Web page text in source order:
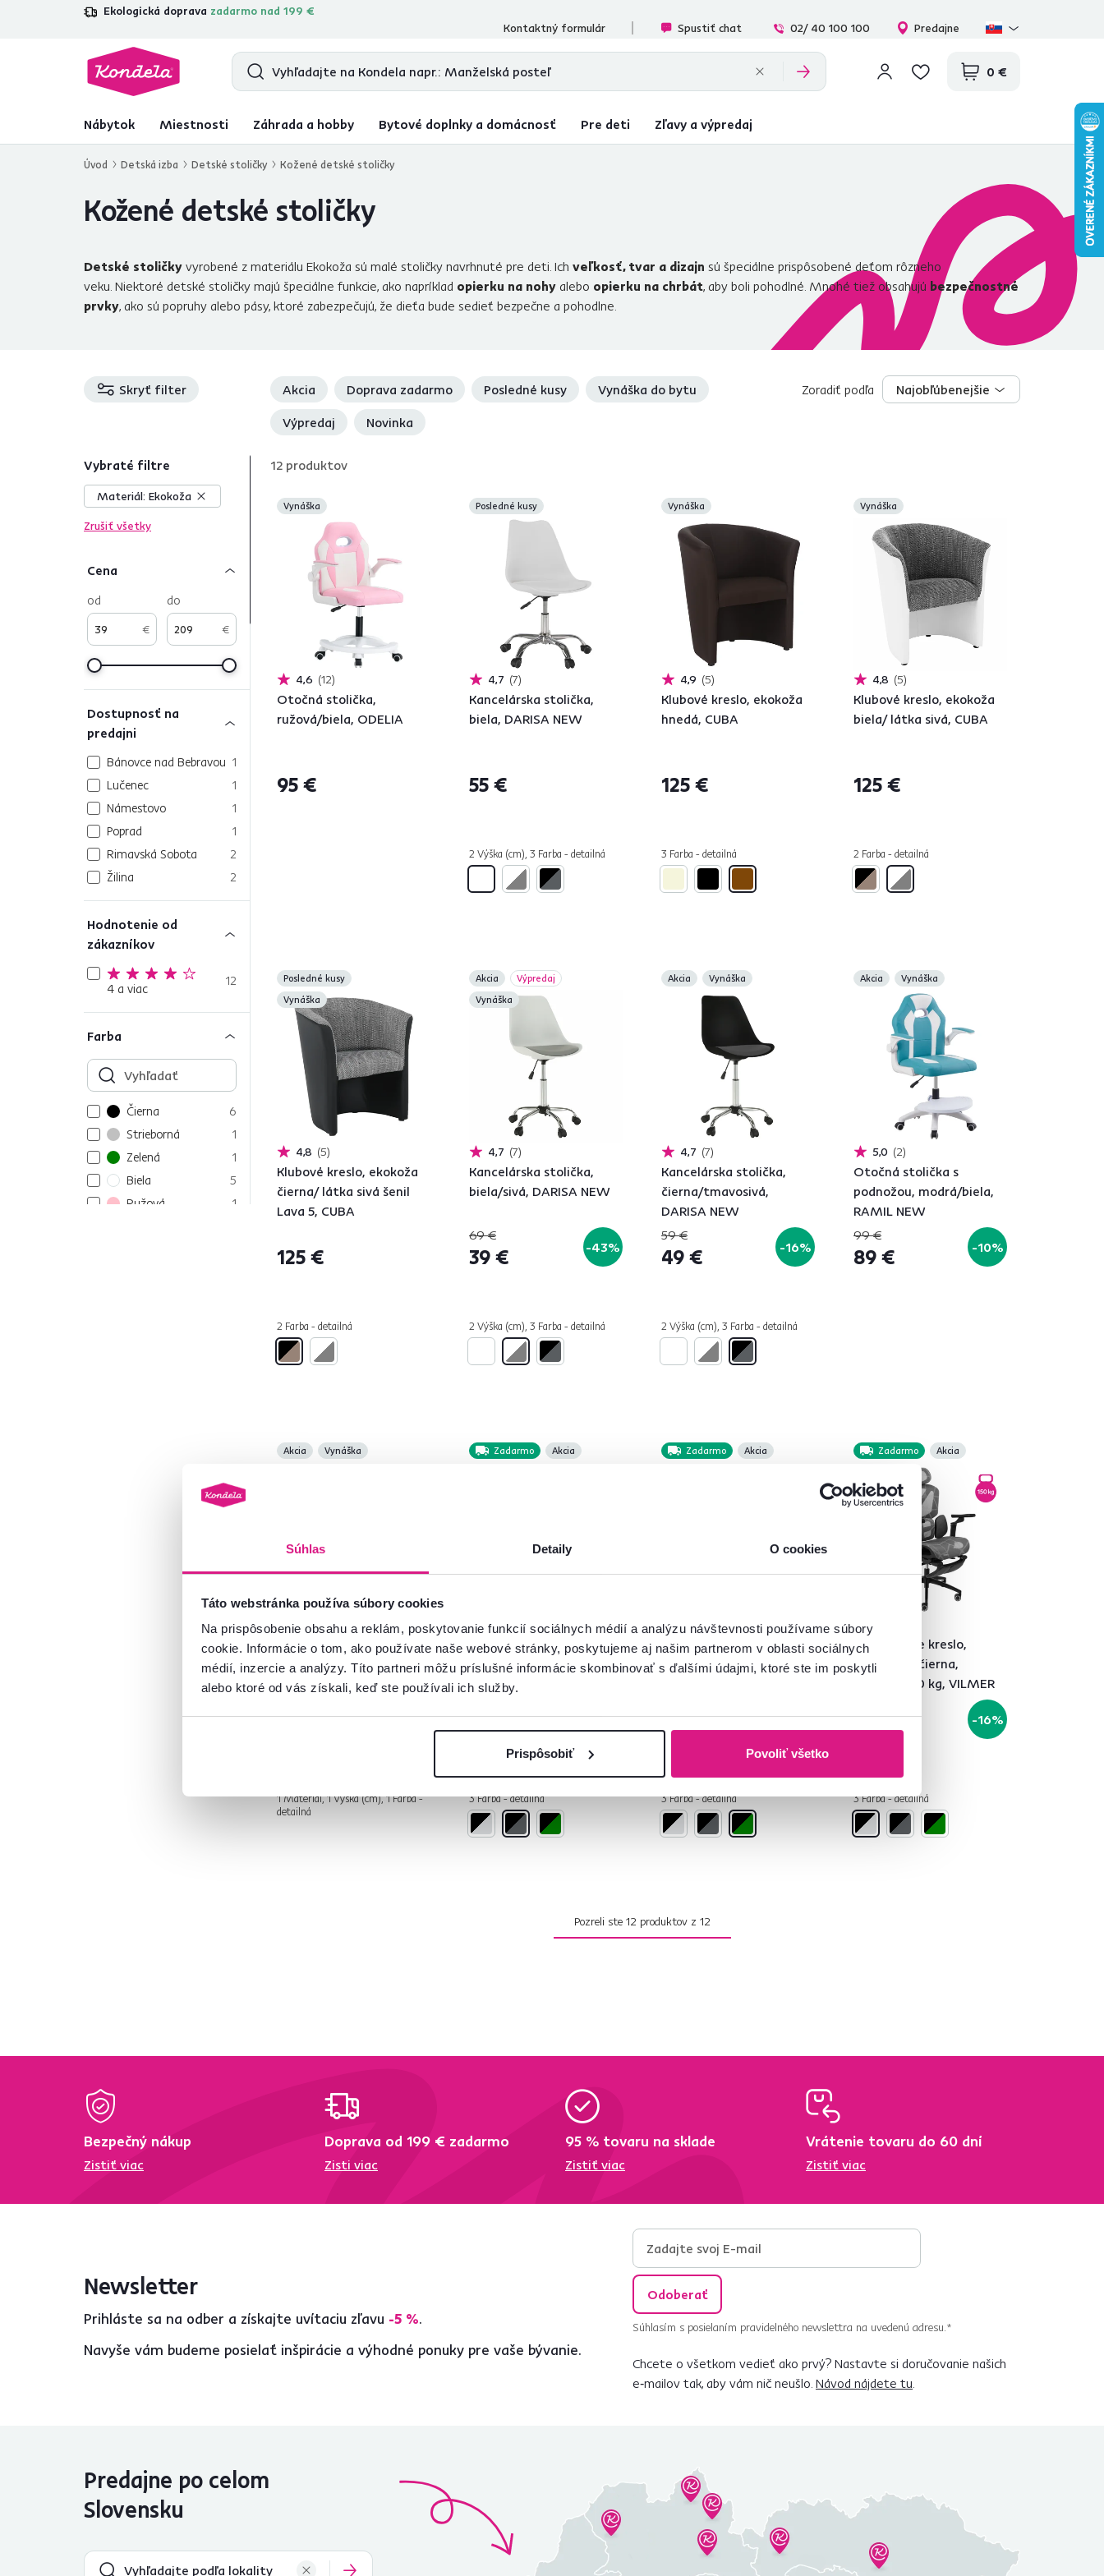
Súhlas Detaily O cookies
Táto webstránka používa súbory cookies
Na prispôsobenie obsahu a reklám, poskytovanie funkcií sociálnych médií a analýzu návštevnosti používame súbory
cookie. Informácie o tom, ako používate naše webové stránky, poskytujeme aj našim partnerom v oblasti sociálnych
médií, inzercie a analýzy. Títo partneri môžu príslušné informácie skombinovať s ďalšími údajmi, ktoré ste im poskytli
alebo ktoré od vás získali, keď ste používali ich služby.
Prispôsobiť Povoliť všetko
Ekologická doprava zadarmo nad 199 €
4,7 31 285overených produktových recenzií
Kontaktný formulár
Spustiť chat 02/ 40 100 100 Predajne
0 €
Nábytok Miestnosti Záhrada a hobby Bytové doplnky a domácnosť Pre deti Zľavy a výpredaj
Úvod Detská izba Detské stoličky Kožené detské stoličky
Kožené detské stoličky
Detské stoličky vyrobené z materiálu Ekokoža sú malé stoličky navrhnuté pre deti. Ich veľkosť, tvar a dizajn sú špeciálne prispôsobené deťom rôzneho
veku. Niektoré detské stoličky majú špeciálne funkcie, ako napríklad opierku na nohy alebo opierku na chrbát, aby boli pohodlné. Mnohé tiež obsahujú bezpečnostné
prvky, ako sú popruhy alebo pásy, ktoré zabezpečujú, že dieťa bude sedieť bezpečne a pohodlne.
Skryť filter Akcia Doprava zadarmo Posledné kusy
Vynáška do bytu
Výpredaj
Novinka
Najobľúbenejšie
Zoradiť podľa Najobľúbenejšie
Vybraté filtre
Materiál: Ekokoža
Zrušiť všetky
Cena
€
od
€
do
Dostupnosť na
predajni
Bánovce nad Bebravou 1
Lučenec
1
Námestovo
1
Poprad
1
Rimavská Sobota
2
Žilina
2
Hodnotenie od
zákazníkov
4 a viac 12
Farba
Čierna
6
Strieborná
1
Zelená
1
Biela
5
Ružová
1
1
105
5
38
od
Funkcie
Polohovacie
3
Vlastnosti
12 produktov
Vynáška
4,6 12
Otočná stolička,
ružová/biela, ODELIA
95 €
Posledné kusy
4,7 7
Kancelárska stolička,
biela, DARISA NEW
55 €
2 Výška (cm), 3 Farba - detailná
Vynáška
4,9 5
Klubové kreslo, ekokoža
hnedá, CUBA
125 €
3 Farba - detailná
Vynáška
4,8 5
Klubové kreslo, ekokoža
biela/ látka sivá, CUBA
125 €
2 Farba - detailná
Posledné kusy
Vynáška
4,8 5
Klubové kreslo, ekokoža
čierna/ látka sivá šenil
Lava 5, CUBA
125 €
2 Farba - detailná
Akcia
Výpredaj
Vynáška
4,7 7
Kancelárska stolička,
biela/sivá, DARISA NEW
69 €
39 € -43%
2 Výška (cm), 3 Farba - detailná
Akcia Vynáška
4,7 7
Kancelárska stolička,
čierna/tmavosivá,
DARISA NEW
59 €
49 € -16%
2 Výška (cm), 3 Farba - detailná
Akcia Vynáška
5,0 2
Otočná stolička s
podnožou, modrá/biela,
RAMIL NEW
99 €
89 € -10%
Akcia Vynáška
5,0 3
Kancelárske kreslo,
čierna, TC3-973M 5 NEW
-16%
1 Materiál, 1 Výška (cm), 1 Farba -
detailná
Zadarmo
Akcia
5,0 2
Kancelárske kreslo,
tmavosivá/čierna,
nosnosť 150 kg, VILMER
209 € -8%
3 Farba - detailná
Zadarmo
Akcia
5,0 2
Kancelárske kreslo,
zelená/čierna, nosnosť
209 € -16%
3 Farba - detailná
Zadarmo
Akcia
5,0
Kancelárske kreslo,
svetlosivá/čierna,
nosnosť 150 kg, VILMER
209 € -16%
3 Farba - detailná
Pozreli ste 12 produktov z 12
Bezpečný nákup
Zistiť viac
Doprava od 199 € zadarmo
Zisti viac
95 % tovaru na sklade
Zistiť viac
Vrátenie tovaru do 60 dní
Zistiť viac
Newsletter
Prihláste sa na odber a získajte uvítaciu zľavu -5 %.
Navyše vám budeme posielať inšpirácie a výhodné ponuky pre vaše bývanie.
Odoberať
Súhlasím s posielaním pravidelného newslettra na uvedenú adresu.*
Chcete o všetkom vedieť ako prvý? Nastavte si doručovanie našich
e‑mailov tak, aby vám nič neušlo. Návod nájdete tu
Predajne po celom
Slovensku